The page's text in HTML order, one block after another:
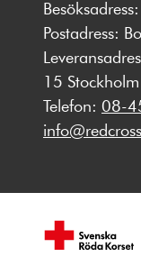
Postadress:
15 Stockholm
Telefon: 08-